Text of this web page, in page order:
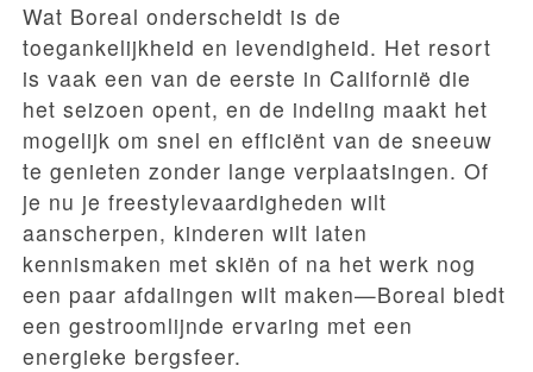
Wat Boreal onderscheidt is de
toegankelijkheid en levendigheid. Het resort
is vaak een van de eerste in Californië die
het seizoen opent, en de indeling maakt het
mogelijk om snel en efficiënt van de sneeuw
te genieten zonder lange verplaatsingen. Of
je nu je freestylevaardigheden wilt
aanscherpen, kinderen wilt laten
kennismaken met skiën of na het werk nog
een paar afdalingen wilt maken—Boreal biedt
een gestroomlijnde ervaring met een
energieke bergsfeer.